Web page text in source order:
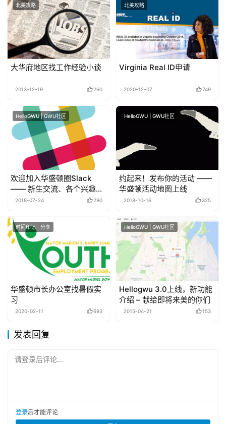
北美攻略
大华府地区找工作经验小谈
2013-12-19 260
北美攻略
Virginia Real ID申请
2020-12-07 749
HelloGWU | GWU社区
欢迎加入华盛顿圈Slack
—— 新生交流、各个兴趣小
组等
2018-07-24 290
HelloGWU | GWU社区
约起来！发布你的活动 ——
华盛顿活动地图上线
2018-10-16 325
时间印记 · 分享
华盛顿市长办公室找暑假实
习
2020-02-11 693
HelloGWU | GWU社区
Hellogwu 3.0上线，新功能
介绍 – 献给即将来美的你们
2015-04-21 153
发表回复
请登录后评论...
登录后才能评论